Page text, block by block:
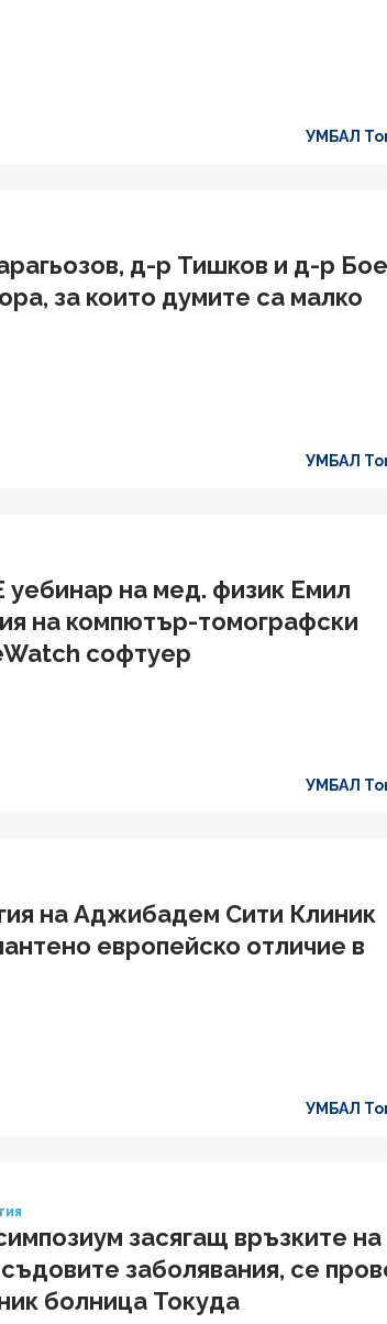
УМБАЛ
д-р Тишков и д-р
за които думите са малко
УМБАЛ
уебинар на мед. физик Емил
на компютър-томографски
софтуер
УМБАЛ
на Аджибадем Сити Клиник
европейско отличие в
УМБАЛ
засягащ връзките на
заболявания, се
болница Токуда